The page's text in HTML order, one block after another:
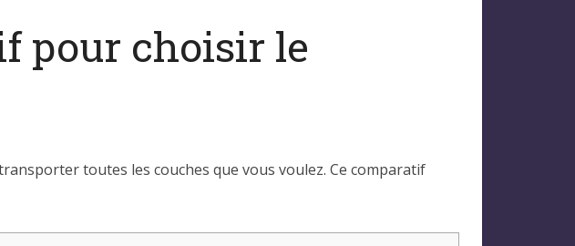
pour choisir le
toutes les couches que vous voulez. Ce comparatif